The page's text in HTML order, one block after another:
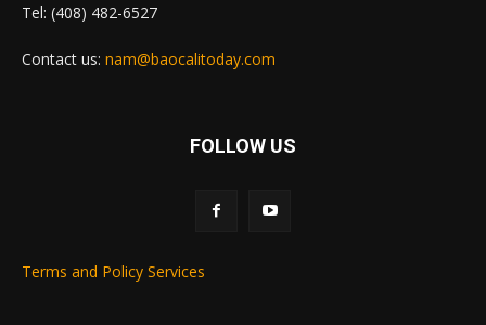
Tel: (408) 482-6527
Contact us: nam@baocalitoday.com
FOLLOW US
Terms and Policy Services